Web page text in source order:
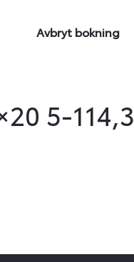
Avbryt bokning
5-114,3